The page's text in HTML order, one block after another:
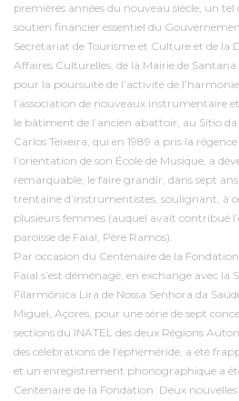
premières années du nouveau siècle, un
soutien financier essentiel du
Secrétariat de Tourisme et Culture et de la
Affaires Culturelles, de la Mairie de
pour la poursuite de l’activité de
l’association de nouveaux instrumentaire
le bâtiment de l’ancien abattoir, au Sítio
Carlos Teixeira, qui en 1989 a pris la
l’orientation de son École de Musique, a
remarquable, le faire grandir, dans sept
trentaine d’instrumentistes, soulignant, à
plusieurs femmes (auquel avait contribué
paroisse de Faial, Père Ramos).
Par occasion du Centenaire de la
Faial s’est déménagé, en exchange avec la
Filarmónica Lira de Nossa Senhora da
Miguel, Açores, pour une série de sept
sections du INATEL des deux Régions
des célébrations de l’éphéméride, a été
et un enregistrement phonographique a
Centenaire de la Fondation. Deux